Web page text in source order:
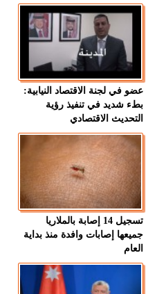
عضو في لجنة الاقتصاد النيابية:
بطء شديد في تنفيذ رؤية
التحديث الاقتصادي
تسجيل 14 إصابة بالملاريا
جميعها إصابات وافدة منذ بداية
العام